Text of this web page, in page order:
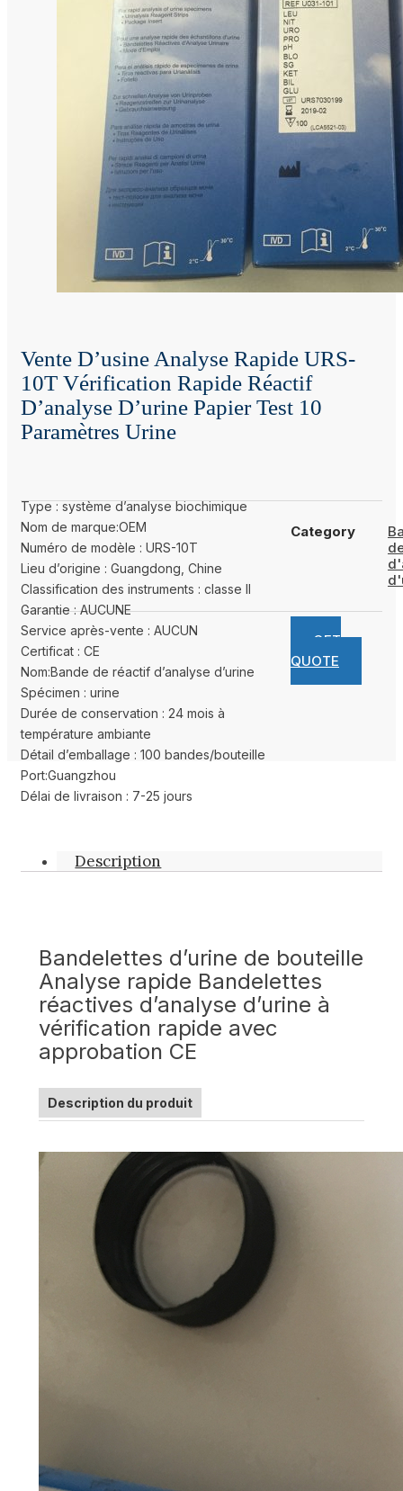
Vente D’usine Analyse Rapide URS-
10T Vérification Rapide Réactif
D’analyse D’urine Papier Test 10
Paramètres Urine
Type : système d’analyse biochimique
Nom de marque:OEM
Numéro de modèle : URS-10T
Lieu d’origine : Guangdong, Chine
Classification des instruments : classe II
Garantie : AUCUNE
Service après-vente : AUCUN
Certificat : CE
Nom:Bande de réactif d’analyse d’urine
Spécimen : urine
Durée de conservation : 24 mois à
température ambiante
Détail d’emballage : 100 bandes/bouteille
Port:Guangzhou
Délai de livraison : 7-25 jours
Category
GET
QUOTE
Description
Bandelettes d’urine de bouteille
Analyse rapide Bandelettes
réactives d’analyse d’urine à
vérification rapide avec
approbation CE
Description du produit